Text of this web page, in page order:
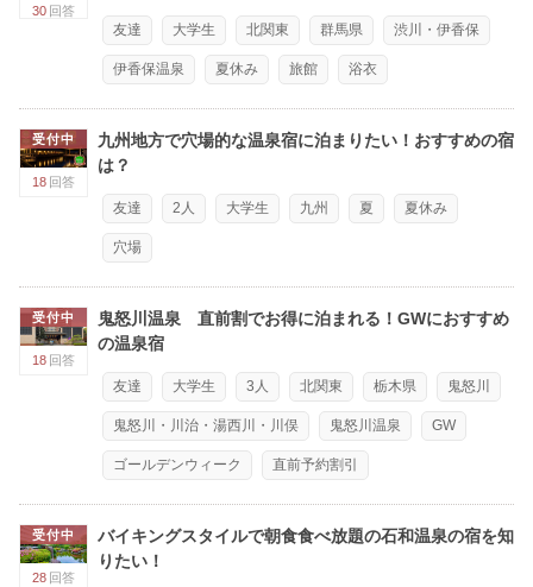
30 回答
友達 大学生 北関東 群馬県 渋川・伊香保
伊香保温泉 夏休み 旅館 浴衣
受付中
18 回答
九州地方で穴場的な温泉宿に泊まりたい！おすすめの宿
は？
友達 2人 大学生 九州 夏 夏休み
穴場
受付中
18 回答
鬼怒川温泉 直前割でお得に泊まれる！GWにおすすめ
の温泉宿
友達 大学生 3人 北関東 栃木県 鬼怒川
鬼怒川・川治・湯西川・川俣 鬼怒川温泉 GW
ゴールデンウィーク 直前予約割引
受付中
28 回答
バイキングスタイルで朝食食べ放題の石和温泉の宿を知
りたい！